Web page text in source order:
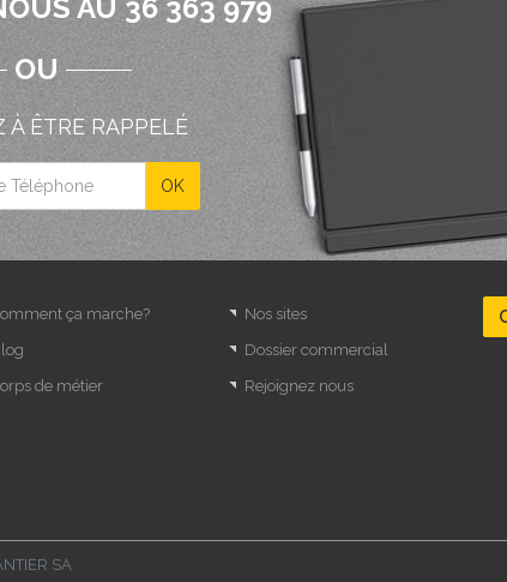
AU 36 363 979
OU
À ÊTRE RAPPELÉ
ça marche?
de métier
Nos sites
Dossier commercial
Rejoignez nous
SA